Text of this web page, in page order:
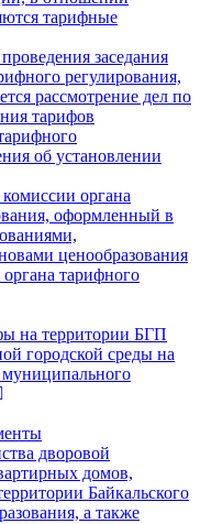
тарифные
заседания
регулирования,
рассмотрение дел по
тарифов
об установлении
органа
оформленный в
ценообразования
тарифного
на территории БГП
городской среды на
муниципального
дворовой
домов,
Байкальского
а также